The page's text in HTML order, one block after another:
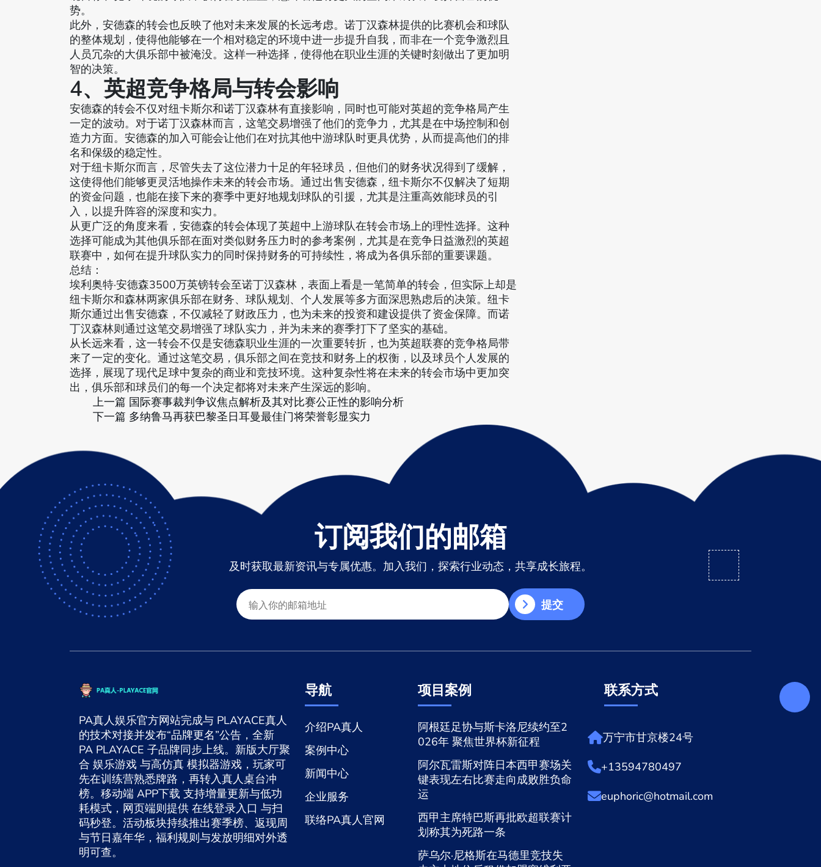
势。
此外，安德森的转会也反映了他对未来发展的长远考虑。诺丁汉森林提供的比赛机会和球队
的整体规划，使得他能够在一个相对稳定的环境中进一步提升自我，而非在一个竞争激烈且
人员冗杂的大俱乐部中被淹没。这样一种选择，使得他在职业生涯的关键时刻做出了更加明
智的决策。
4、英超竞争格局与转会影响
安德森的转会不仅对纽卡斯尔和诺丁汉森林有直接影响，同时也可能对英超的竞争格局产生
一定的波动。对于诺丁汉森林而言，这笔交易增强了他们的竞争力，尤其是在中场控制和创
造力方面。安德森的加入可能会让他们在对抗其他中游球队时更具优势，从而提高他们的排
名和保级的稳定性。
对于纽卡斯尔而言，尽管失去了这位潜力十足的年轻球员，但他们的财务状况得到了缓解，
这使得他们能够更灵活地操作未来的转会市场。通过出售安德森，纽卡斯尔不仅解决了短期
的资金问题，也能在接下来的赛季中更好地规划球队的引援，尤其是注重高效能球员的引
入，以提升阵容的深度和实力。
从更广泛的角度来看，安德森的转会体现了英超中上游球队在转会市场上的理性选择。这种
选择可能成为其他俱乐部在面对类似财务压力时的参考案例，尤其是在竞争日益激烈的英超
联赛中，如何在提升球队实力的同时保持财务的可持续性，将成为各俱乐部的重要课题。
总结：
埃利奥特·安德森3500万英镑转会至诺丁汉森林，表面上看是一笔简单的转会，但实际上却是
纽卡斯尔和森林两家俱乐部在财务、球队规划、个人发展等多方面深思熟虑后的决策。纽卡
斯尔通过出售安德森，不仅减轻了财政压力，也为未来的投资和建设提供了资金保障。而诺
丁汉森林则通过这笔交易增强了球队实力，并为未来的赛季打下了坚实的基础。
从长远来看，这一转会不仅是安德森职业生涯的一次重要转折，也为英超联赛的竞争格局带
来了一定的变化。通过这笔交易，俱乐部之间在竞技和财务上的权衡，以及球员个人发展的
选择，展现了现代足球中复杂的商业和竞技环境。这种复杂性将在未来的转会市场中更加突
出，俱乐部和球员们的每一个决定都将对未来产生深远的影响。
上一篇 国际赛事裁判争议焦点解析及其对比赛公正性的影响分析
下一篇 多纳鲁马再获巴黎圣日耳曼最佳门将荣誉彰显实力
订阅我们的邮箱
及时获取最新资讯与专属优惠。加入我们，探索行业动态，共享成长旅程。
提交
PA真人娱乐官方网站完成与 PLAYACE真人
的技术对接并发布“品牌更名”公告，全新
PA PLAYACE 子品牌同步上线。新版大厅聚
合 娱乐游戏 与高仿真 模拟器游戏，玩家可
先在训练营熟悉牌路，再转入真人桌台冲
榜。移动端 APP下载 支持增量更新与低功
耗模式，网页端则提供 在线登录入口 与扫
码秒登。活动板块持续推出赛季榜、返现周
与节日嘉年华，福利规则与发放明细对外透
明可查。
导航
介绍PA真人
案例中心
新闻中心
企业服务
联络PA真人官网
项目案例
阿根廷足协与斯卡洛尼续约至2
026年 聚焦世界杯新征程
阿尔瓦雷斯对阵日本西甲赛场关
键表现左右比赛走向成败胜负命
运
西甲主席特巴斯再批欧超联赛计
划称其为死路一条
萨乌尔·尼格斯在马德里竞技失
联系方式
万宁市甘京楼24号
+13594780497
euphoric@hotmail.com